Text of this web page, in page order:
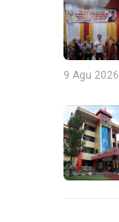
9 Agu 2026